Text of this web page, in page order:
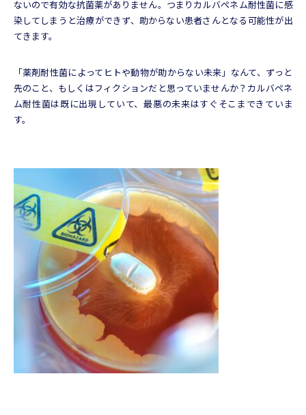
ないので有効な抗菌薬がありません。つまりカルバペネム耐性菌に感
染してしまうと治療ができず、助からない患者さんとなる可能性が出
てきます。
「薬剤耐性菌によってヒトや動物が助からない未来」なんて、ずっと
先のこと、もしくはフィクションだと思っていませんか？カルバペネ
ム耐性菌は既に出現していて、最悪の未来はすぐそこまできていま
す。